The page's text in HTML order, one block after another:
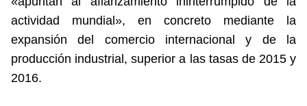
actividad mundial», en concreto mediante la
expansión del comercio internacional y de la
producción industrial, superior a las tasas de 2015 y
2016.